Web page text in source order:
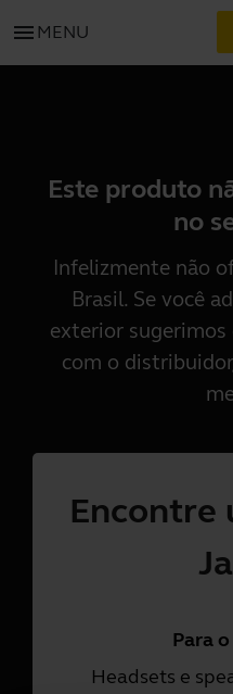
menu MENU
Este produto
no
Infelizmente não
Brasil. Se você
exterior
com o
Encontre
Para
Headsets e